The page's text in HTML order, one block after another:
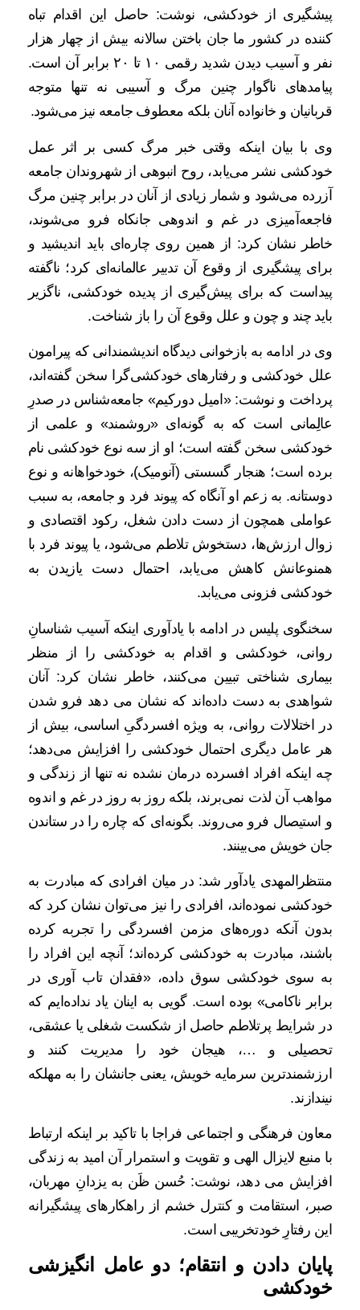
پیشگیری از خودکشی، نوشت: حاصل این اقدام تباه
کننده در کشور ما جان باختن سالانه بیش از چهار هزار
نفر و آسیب دیدن شدید رقمی ۱۰ تا ۲۰ برابر آن است.
پیامدهای ناگوار چنین مرگ و آسیبی نه تنها متوجه
قربانیان و خانواده آنان بلکه معطوف جامعه نیز می‌شود.
وی با بیان اینکه وقتی خبر مرگ کسی بر اثر عمل
خودکشی نشر می‌یابد، روح انبوهی از شهروندان جامعه
آزرده می‌شود و شمار زیادی از آنان در برابر چنین مرگ
فاجعه‌آمیزی در غم و اندوهی جانکاه فرو می‌شوند،
خاطر نشان کرد: از همین روی چاره‌ای باید اندیشید و
برای پیشگیری از وقوع آن تدبیر عالمانه‌ای کرد؛ ناگفته
پیداست که برای پیش‌گیری از پدیده خودکشی، ناگزیر
باید چند و چون و علل وقوع آن را باز شناخت.
وی در ادامه به بازخوانی دیدگاه اندیشمندانی که پیرامون
علل خودکشی و رفتارهای خودکشی‌گرا سخن گفته‌اند،
پرداخت و نوشت: «امیل دورکیم» جامعه‌شناس در صدرِ
عالِمانی است که به گونه‌ای «روشمند» و علمی از
خودکشی سخن گفته است؛ او از سه نوع خودکشی نام
برده است؛ هنجار گسستی (آنومیک)، خودخواهانه و نوع
دوستانه. به زعم او آنگاه که پیوند فرد و جامعه، به سبب
عواملی همچون از دست دادن شغل، رکود اقتصادی و
زوال ارزش‌ها، دستخوش تلاطم می‌شود، یا پیوند فرد با
همنوعانش کاهش می‌یابد، احتمال دست یازیدن به
خودکشی فزونی می‌یابد.
سخنگوی پلیس در ادامه با یادآوری اینکه آسیب شناسانِ
روانی، خودکشی و اقدام به خودکشی را از منظر
بیماری شناختی تبیین می‌کنند، خاطر نشان کرد: آنان
شواهدی به دست داده‌اند که نشان می دهد فرو شدن
در اختلالات روانی، به ویژه افسردگیِ اساسی، بیش از
هر عامل دیگری احتمال خودکشی را افزایش می‌دهد؛
چه اینکه افراد افسرده درمان نشده نه تنها از زندگی و
مواهب آن لذت نمی‌برند، بلکه روز به روز در غم و اندوه
و استیصال فرو می‌روند. بگونه‌ای که چاره را در ستاندن
جان خویش می‌بینند.
منتظرالمهدی یادآور شد: در میان افرادی که مبادرت به
خودکشی نموده‌اند، افرادی را نیز می‌توان نشان کرد که
بدون آنکه دوره‌های مزمن افسردگی را تجربه کرده
باشند، مبادرت به خودکشی کرده‌اند؛ آنچه این افراد را
به سوی خودکشی سوق داده، «فقدان تاب آوری در
برابر ناکامی» بوده است. گویی به اینان یاد نداده‌ایم که
در شرایط پرتلاطم حاصل از شکست شغلی یا عشقی،
تحصیلی و …، هیجان خود را مدیریت کنند و
ارزشمندترین سرمایه خویش، یعنی جانشان را به مهلکه
نیندازند.
معاون فرهنگی و اجتماعی فراجا با تاکید بر اینکه ارتباط
با منبع لایزال الهی و تقویت و استمرار آن امید به زندگی
افزایش می دهد، نوشت: حُسن ظَن به یزدانِ مهربان،
صبر، استقامت و کنترل خشم از راهکارهای پیشگیرانه
این رفتارِ خودتخریبی است.
پایان دادن و انتقام؛ دو عامل انگیزشی
خودکشی